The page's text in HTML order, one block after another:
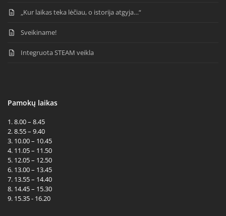
„Kur laikas teka lėčiau, o istorija atgyja…“
Sveikiname!
Integruota STEAM veikla
Pamokų laikas
1. 8.00 – 8.45
2. 8.55 – 9.40
3. 10.00 – 10.45
4. 11.05 – 11.50
5. 12.05 – 12.50
6. 13.00 – 13.45
7. 13.55 – 14.40
8. 14.45 – 15.30
9. 15.35 - 16.20